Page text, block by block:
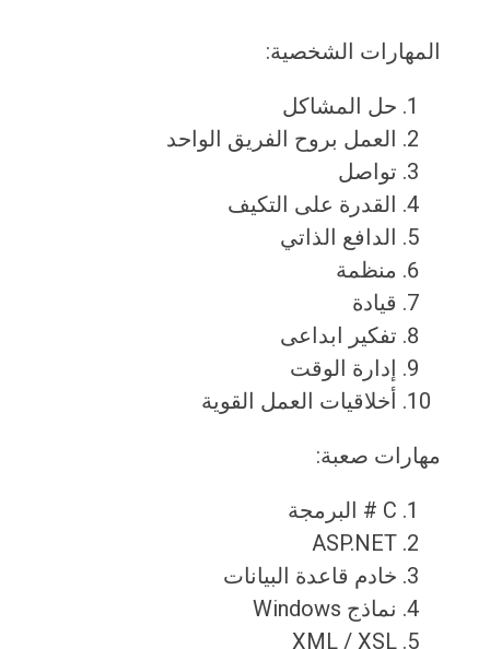
المهارات الشخصية:
حل المشاكل
العمل بروح الفريق الواحد
تواصل
القدرة على التكيف
الدافع الذاتي
منظمة
قيادة
تفكير ابداعى
إدارة الوقت
أخلاقيات العمل القوية
مهارات صعبة:
C # البرمجة
ASP.NET
خادم قاعدة البيانات
نماذج Windows
XML / XSL